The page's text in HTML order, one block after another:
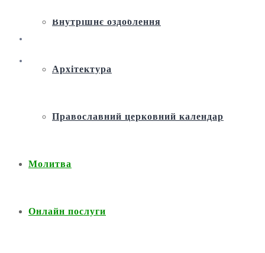
Внутрішнє оздоблення
Архітектура
Православний церковний календар
Молитва
Онлайн послуги